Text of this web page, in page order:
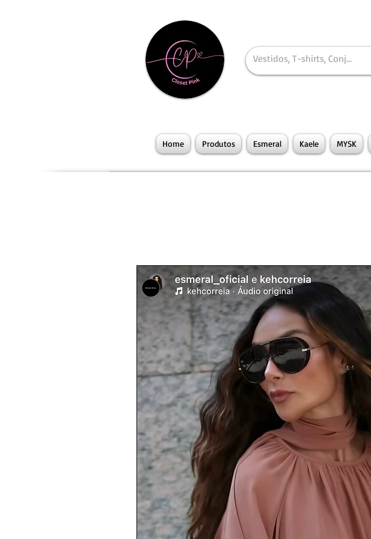
Home Produtos Esmeral Kaele MYSK